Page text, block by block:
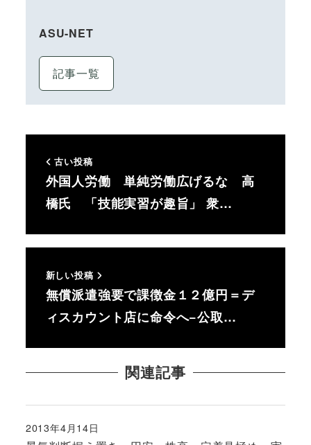
ASU-NET
記事一覧
古い投稿
外国人労働 単純労働広げるな 高
橋氏 「技能実習が趣旨」 衆…
新しい投稿
無償派遣強要で課徴金１２億円＝デ
ィスカウント店に命令へ−公取…
関連記事
投稿日
2013年4月14日